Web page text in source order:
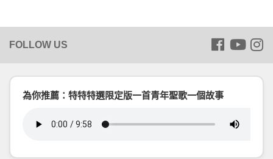
為你推薦：特特特選限定版一首青年聖歌一個故事